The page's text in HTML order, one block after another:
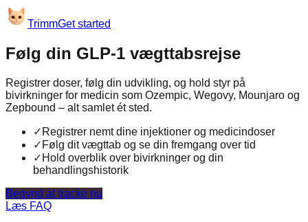
TrimmGet started
Følg din GLP-1 vægttabsrejse
Registrer doser, følg din udvikling, og hold styr på
bivirkninger for medicin som Ozempic, Wegovy, Mounjaro og
Zepbound – alt samlet ét sted.
✓ Registrer nemt dine injektioner og medicindoser
✓ Følg dit vægttab og se din fremgang over tid
✓ Hold overblik over bivirkninger og din
behandlingshistorik
Begynd at tracke nu
Læs FAQ